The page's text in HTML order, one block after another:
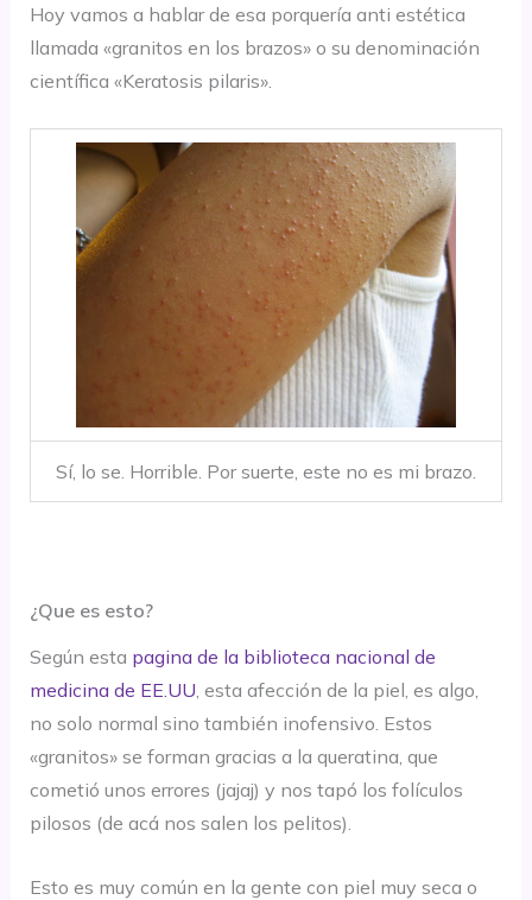
Hoy vamos a hablar de esa porquería anti estética
llamada «granitos en los brazos» o su denominación
científica «Keratosis pilaris».
Sí, lo se. Horrible. Por suerte, este no es mi brazo.
¿Que es esto?
Según esta pagina de la biblioteca nacional de
medicina de EE.UU, esta afección de la piel, es algo,
no solo normal sino también inofensivo. Estos
«granitos» se forman gracias a la queratina, que
cometió unos errores (jajaj) y nos tapó los folículos
pilosos (de acá nos salen los pelitos).
Esto es muy común en la gente con piel muy seca o